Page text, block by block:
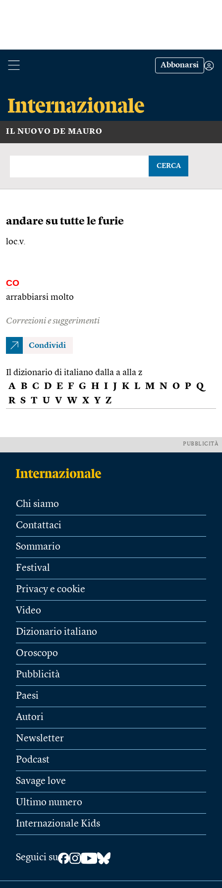
Abbonarsi
IL NUOVO DE MAURO
CERCA
andare su tutte le furie
loc.v.
CO
arrabbiarsi molto
Correzioni e suggerimenti
Condividi
Il dizionario di italiano dalla a alla z
A B C D E F G H I J K L M N O P Q
R S T U V W X Y Z
PUBBLICITÀ
Chi siamo
Contattaci
Sommario
Festival
Privacy e cookie
Video
Dizionario italiano
Oroscopo
Pubblicità
Paesi
Autori
Newsletter
Podcast
Savage love
Ultimo numero
Internazionale Kids
Seguici su